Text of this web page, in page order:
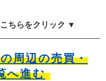
ちらをクリック ▼
周辺の売買・
へ進む